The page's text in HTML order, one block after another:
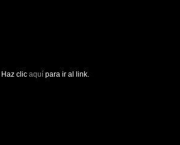
Haz clic aquí para ir al link.